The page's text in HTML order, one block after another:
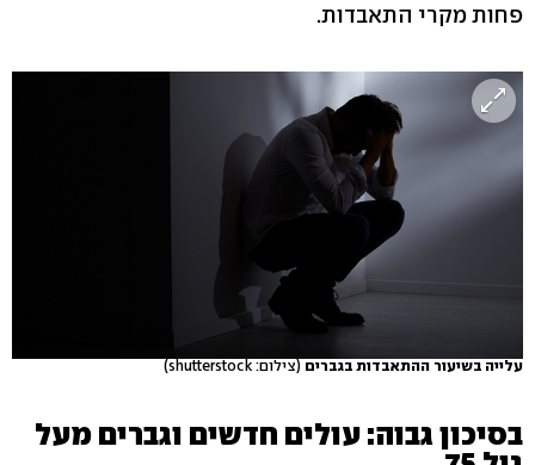
פחות מקרי התאבדות.
עלייה בשיעור ההתאבדות בגברים (צילום: shutterstock)
בסיכון גבוה: עולים חדשים וגברים מעל